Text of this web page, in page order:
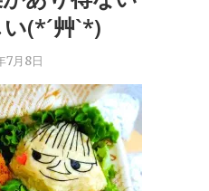
(*´艸`*)
7月8日